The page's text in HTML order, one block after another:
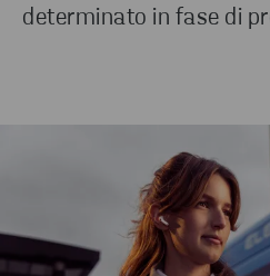
determinato in fase di